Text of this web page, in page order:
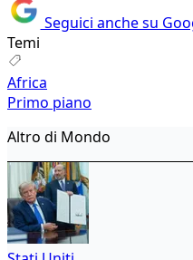
Seguici anche su
Temi
Africa
Primo piano
Altro di Mondo